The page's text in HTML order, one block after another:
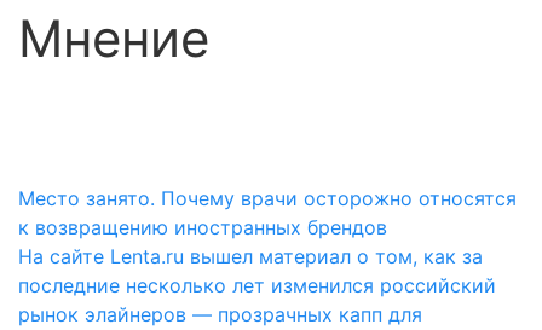
Мнение
Место занято. Почему врачи осторожно относятся
к возвращению иностранных брендов
На сайте Lenta.ru вышел материал о том, как за
последние несколько лет изменился российский
рынок элайнеров — прозрачных капп для